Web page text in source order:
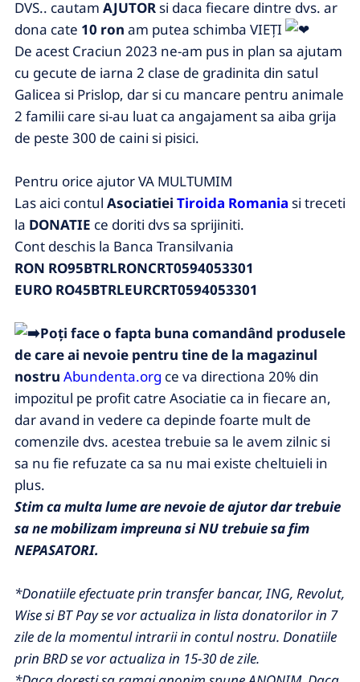
DVS.. cautam AJUTOR si daca fiecare dintre dvs. ar
dona cate 10 ron am putea schimba VIEȚI
De acest Craciun 2023 ne-am pus in plan sa ajutam
cu gecute de iarna 2 clase de gradinita din satul
Galicea si Prislop, dar si cu mancare pentru animale
2 familii care si-au luat ca angajament sa aiba grija
de peste 300 de caini si pisici.
Pentru orice ajutor VA MULTUMIM
Las aici contul Asociatiei Tiroida Romania si treceti
la DONATIE ce doriti dvs sa sprijiniti.
Cont deschis la Banca Transilvania
RON RO95BTRLRONCRT0594053301
EURO RO45BTRLEURCRT0594053301
Poți face o fapta buna comandând produsele
de care ai nevoie pentru tine de la magazinul
nostru Abundenta.org ce va directiona 20% din
impozitul pe profit catre Asociatie ca in fiecare an,
dar avand in vedere ca depinde foarte mult de
comenzile dvs. acestea trebuie sa le avem zilnic si
sa nu fie refuzate ca sa nu mai existe cheltuieli in
plus.
Stim ca multa lume are nevoie de ajutor dar trebuie
sa ne mobilizam impreuna si NU trebuie sa fim
NEPASATORI.
*Donatiile efectuate prin transfer bancar, ING, Revolut,
Wise si BT Pay se vor actualiza in lista donatorilor in 7
zile de la momentul intrarii in contul nostru. Donatiile
prin BRD se vor actualiza in 15-30 de zile.